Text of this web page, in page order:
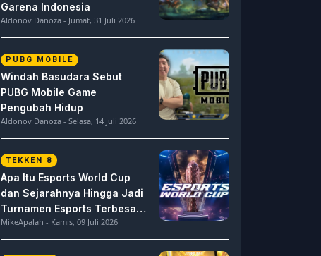
Garena Indonesia
Aldonov Danoza - Jumat, 31 Juli 2026
PUBG MOBILE
Windah Basudara Sebut
PUBG Mobile Game
Pengubah Hidup
Aldonov Danoza - Selasa, 14 Juli 2026
TEKKEN 8
Apa Itu Esports World Cup
dan Sejarahnya Hingga Jadi
Turnamen Esports Terbesar
di Dunia
MikeApalah - Kamis, 09 Juli 2026